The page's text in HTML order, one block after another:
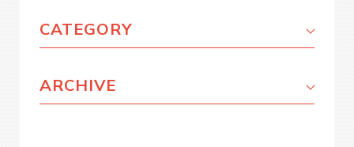
CATEGORY
ARCHIVE